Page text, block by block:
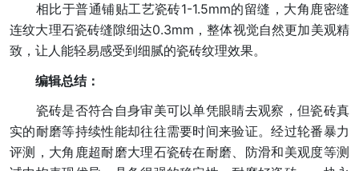
相比于普通铺贴工艺瓷砖1-1.5mm的留缝，大角鹿密缝
连纹大理石瓷砖缝隙细达0.3mm，整体视觉自然更加美观精
致，让人能轻易感受到细腻的瓷砖纹理效果。
编辑总结：
瓷砖是否符合自身审美可以单凭眼睛去观察，但瓷砖真
实的耐磨等持续性能却往往需要时间来验证。经过轮番暴力
评测，大角鹿超耐磨大理石瓷砖在耐磨、防滑和美观度等测